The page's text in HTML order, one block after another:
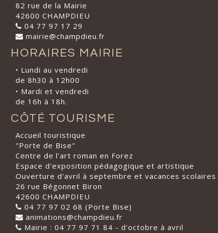
82 rue de la Mairie
42600 CHAMPDIEU
04 77 97 17 29
mairie@champdieu.fr
HORAIRES MAIRIE
• Lundi au vendredi
de 8h30 à 12h00
• Mardi et vendredi
de 16h à 18h.
CÔTÉ TOURISME
Accueil touristique
"Porte de Bise"
Centre de l'art roman en Forez
Espace d'exposition pédagogique et artistique
Ouverture d'avril à septembre et vacances scolaires
26 rue Bégonnet Biron
42600 CHAMPDIEU
04 77 97 02 68 (Porte Bise)
animations@champdieu.fr
Mairie : 04 77 97 71 84 - d'octobre à avril